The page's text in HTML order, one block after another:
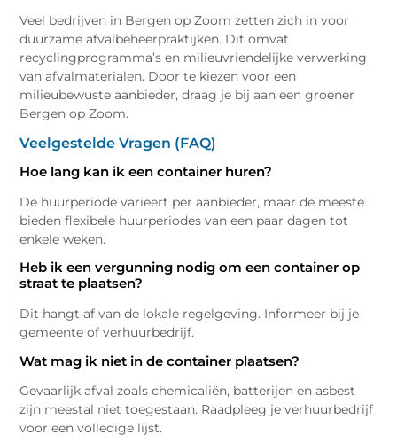
Veel bedrijven in Bergen op Zoom zetten zich in voor
duurzame afvalbeheerpraktijken. Dit omvat
recyclingprogramma’s en milieuvriendelijke verwerking
van afvalmaterialen. Door te kiezen voor een
milieubewuste aanbieder, draag je bij aan een groener
Bergen op Zoom.
Veelgestelde Vragen (FAQ)
Hoe lang kan ik een container huren?
De huurperiode varieert per aanbieder, maar de meeste
bieden flexibele huurperiodes van een paar dagen tot
enkele weken.
Heb ik een vergunning nodig om een container op
straat te plaatsen?
Dit hangt af van de lokale regelgeving. Informeer bij je
gemeente of verhuurbedrijf.
Wat mag ik niet in de container plaatsen?
Gevaarlijk afval zoals chemicaliën, batterijen en asbest
zijn meestal niet toegestaan. Raadpleeg je verhuurbedrijf
voor een volledige lijst.